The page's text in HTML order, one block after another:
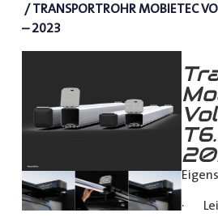
/ TRANSPORTROHR MOBIETEC
– 2023
·